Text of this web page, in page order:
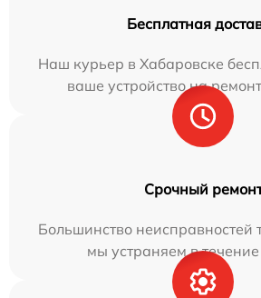
Бесплатная
Наш курьер в Хабаровске
ваше устройство на
Срочный
Большинство неисправностей
мы устраняем в